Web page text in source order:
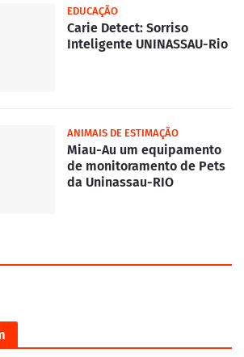
EDUCAÇÃO
Carie Detect: Sorriso
Inteligente UNINASSAU-Rio
ANIMAIS DE ESTIMAÇÃO
Miau-Au um equipamento
de monitoramento de Pets
da Uninassau-RIO